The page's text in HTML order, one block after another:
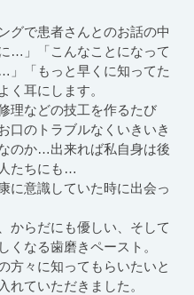
グで患者さんとのお話の中
…」「こんなことになって
」「 もっと早くに知ってた
く耳にします。
理などの技工を作るたび
口のトラブルなくいきいき
のか…出来れば私自身は後
たちにも…
に意識していた時に出会っ
からだにも優しい、 そして
くなる歯磨きペースト。
方々に知ってもらいたいと
れていただきました。